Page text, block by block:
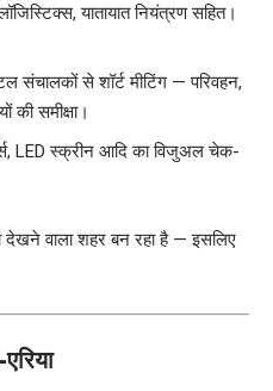
यातायात नियंत्रण सहित।
संचालकों से शॉर्ट मीटिंग — परिवहन,
की समीक्षा।
LED स्क्रीन आदि का विजुअल चेक-
वाला शहर बन रहा है — इसलिए